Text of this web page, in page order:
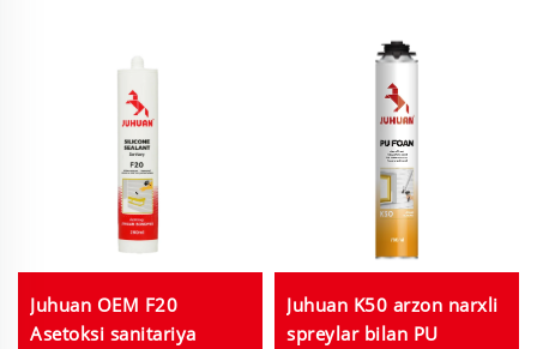
Juhuan OEM F20
Asetoksi sanitariya
Juhuan K50 arzon narxli
spreylar bilan PU